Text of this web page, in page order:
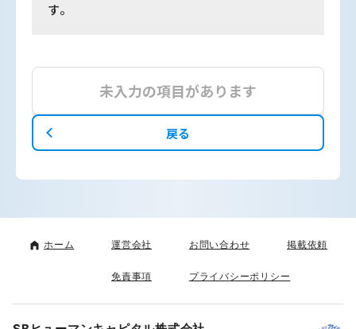
す。
未入力の項目があります
戻る
ホーム 運営会社 お問い合わせ 掲載依頼
免責事項 プライバシーポリシー